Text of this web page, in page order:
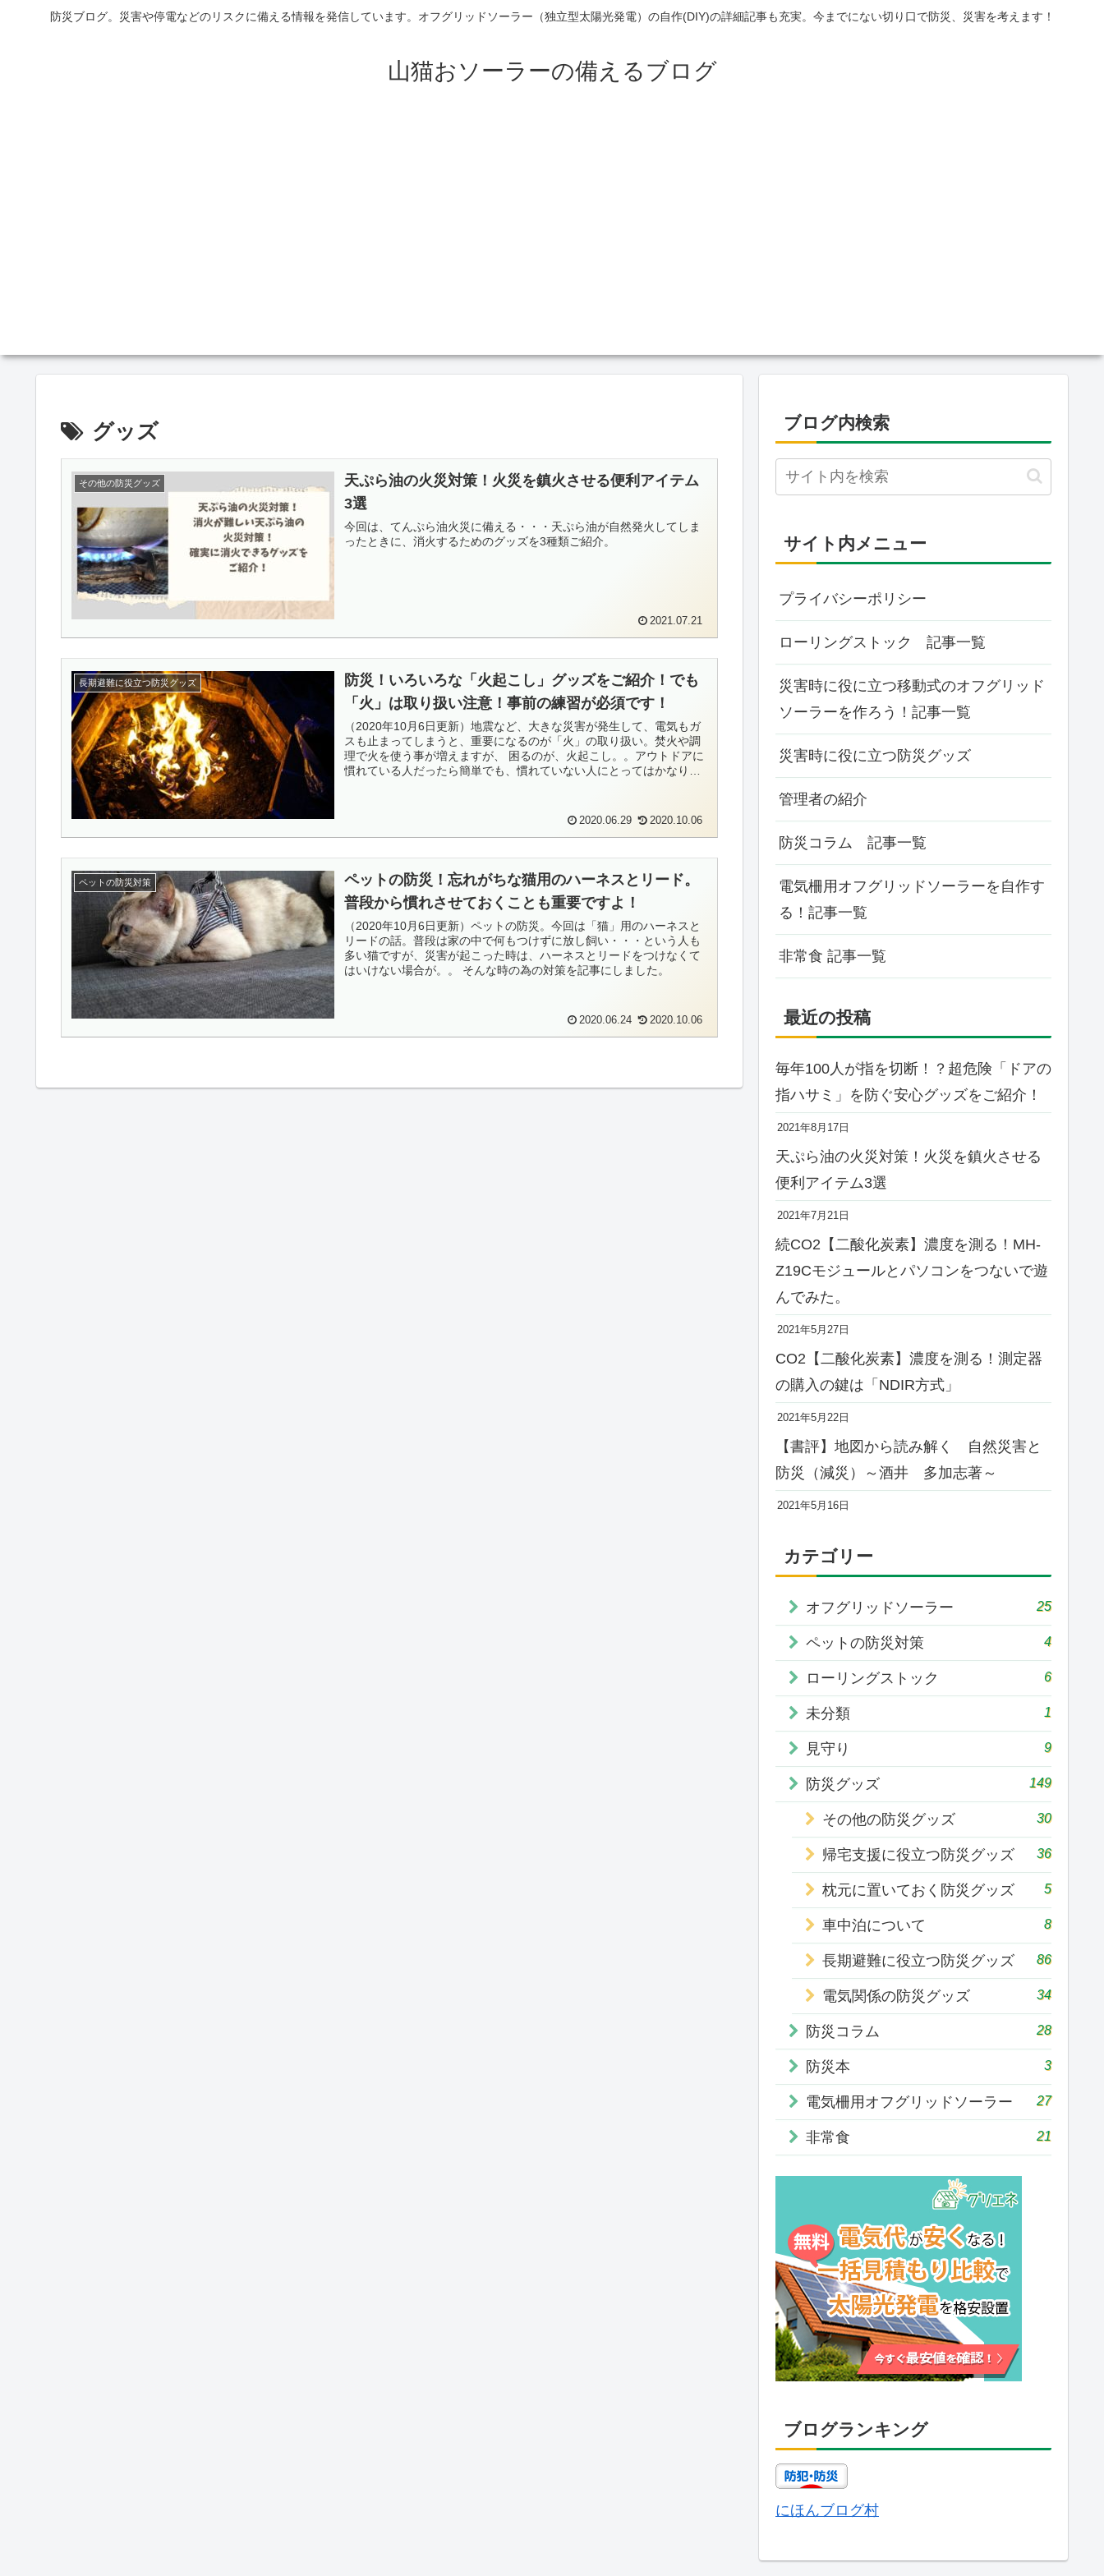
防災ブログ。災害や停電などのリスクに備える情報を発信しています。オフグリッドソーラー（独立型太陽光発電）の自作(DIY)の詳細記事も充実。今までにない切り口で防災、災害を考えます！
山猫おソーラーの備えるブログ
グッズ
その他の防災グッズ
天ぷら油の火災対策！火災を鎮火させる便利アイテム
3選
今回は、てんぷら油火災に備える・・・天ぷら油が自然発火してしま
ったときに、消火するためのグッズを3種類ご紹介。
2021.07.21
長期避難に役立つ防災グッズ
防災！いろいろな「火起こし」グッズをご紹介！でも
「火」は取り扱い注意！事前の練習が必須です！
（2020年10月6日更新）地震など、大きな災害が発生して、電気もガ
スも止まってしまうと、重要になるのが「火」の取り扱い。焚火や調
理で火を使う事が増えますが、 困るのが、火起こし。。アウトドアに
慣れている人だったら簡単でも、慣れていない人にとってはかなりの
2020.06.29 2020.10.06
ペットの防災対策
ペットの防災！忘れがちな猫用のハーネスとリード。
普段から慣れさせておくことも重要ですよ！
（2020年10月6日更新）ペットの防災。今回は「猫」用のハーネスと
リードの話。普段は家の中で何もつけずに放し飼い・・・という人も
多い猫ですが、災害が起こった時は、ハーネスとリードをつけなくて
はいけない場合が。。 そんな時の為の対策を記事にしました。
2020.06.24 2020.10.06
ブログ内検索
サイト内メニュー
プライバシーポリシー
ローリングストック 記事一覧
災害時に役に立つ移動式のオフグリッド
ソーラーを作ろう！記事一覧
災害時に役に立つ防災グッズ
管理者の紹介
防災コラム 記事一覧
電気柵用オフグリッドソーラーを自作す
る！記事一覧
非常食 記事一覧
最近の投稿
毎年100人が指を切断！？超危険「ドアの
指ハサミ」を防ぐ安心グッズをご紹介！
2021年8月17日
天ぷら油の火災対策！火災を鎮火させる
便利アイテム3選
2021年7月21日
続CO2【二酸化炭素】濃度を測る！MH-
Z19Cモジュールとパソコンをつないで遊
んでみた。
2021年5月27日
CO2【二酸化炭素】濃度を測る！測定器
の購入の鍵は「NDIR方式」
2021年5月22日
【書評】地図から読み解く 自然災害と
防災（減災）～酒井 多加志著～
2021年5月16日
カテゴリー
オフグリッドソーラー 25
ペットの防災対策 4
ローリングストック 6
未分類 1
見守り 9
防災グッズ 149
その他の防災グッズ 30
帰宅支援に役立つ防災グッズ 36
枕元に置いておく防災グッズ 5
車中泊について 8
長期避難に役立つ防災グッズ 86
電気関係の防災グッズ 34
防災コラム 28
防災本 3
電気柵用オフグリッドソーラー 27
非常食 21
ブログランキング
にほんブログ村